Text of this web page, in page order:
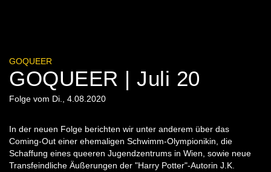
GOQUEER
GOQUEER | Juli 20
Folge vom Di., 4.08.2020
In der neuen Folge berichten wir unter anderem über das
Coming-Out einer ehemaligen Schwimm-Olympionikin, die
Schaffung eines queeren Jugendzentrums in Wien, sowie neue
Transfeindliche Äußerungen der "Harry Potter"-Autorin J.K.